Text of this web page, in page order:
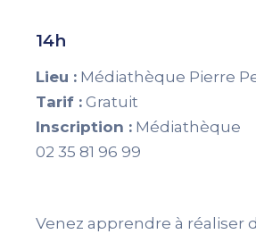
14h
Lieu : Médiathèque Pierre
Tarif : Gratuit
Inscription : Médiathèque
02 35 81 96 99
Venez apprendre à réaliser